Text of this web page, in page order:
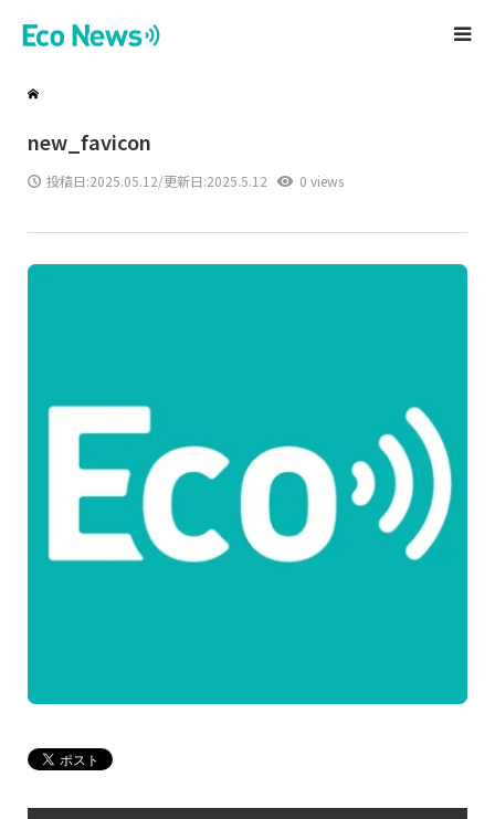
new_favicon
投稿日:2025.05.12/更新日:2025.5.12 0 views